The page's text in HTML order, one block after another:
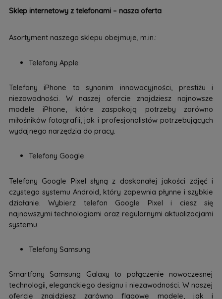
Sklep internetowy z telefonami – nasza oferta
Asortyment naszego sklepu obejmuje, m.in.:
Telefony Apple
Telefony iPhone to synonim innowacyjności, prestiżu i
niezawodności. W naszej ofercie znajdziesz najnowsze
modele iPhone, które zaspokoją potrzeby zarówno
miłośników fotografii, jak i profesjonalistów potrzebujących
wydajnego narzędzia do pracy.
Telefony Google
Telefony Google Pixel słyną z doskonałej jakości zdjęć i
czystego systemu Android, który zapewnia płynne i szybkie
działanie. Wybierz telefon Google Pixel i ciesz się
najnowszymi technologiami oraz regularnymi aktualizacjami
systemu.
Telefony Samsung
Smartfony Samsung Galaxy to połączenie nowoczesnej
technologii, eleganckiego designu i niezawodności. W naszej
ofercie znajdziesz zarówno flagowe modele, jak i